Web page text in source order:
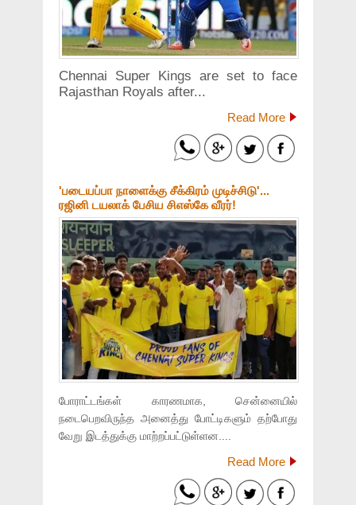
Chennai Super Kings are set to face
Rajasthan Royals after...
Read More
'படையப்பா நாளைக்கு சீக்கிரம் முடிச்சிடு'...
ரஜினி டயலாக் பேசிய சிஎஸ்கே வீரர்!
போராட்டங்கள் காரணமாக, சென்னையில்
நடைபெறவிருந்த அனைத்து போட்டிகளும் தற்போது
வேறு இடத்துக்கு மாற்றப்பட்டுள்ளன....
Read More